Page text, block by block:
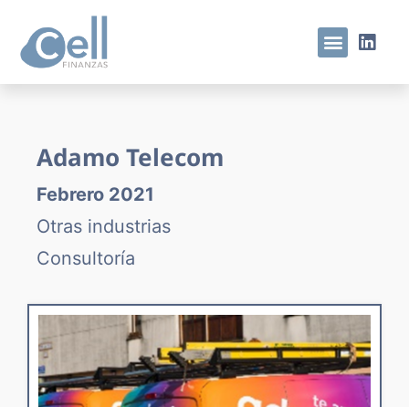
Adamo Telecom
Febrero 2021
Otras industrias
Consultoría